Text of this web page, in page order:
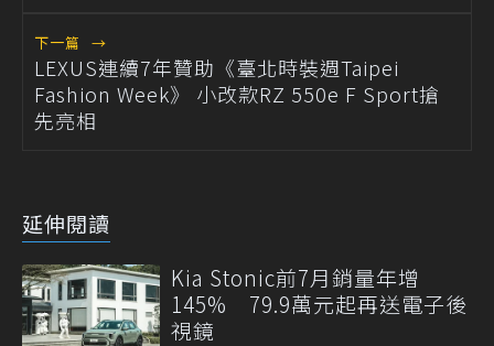
下一篇 →
LEXUS連續7年贊助《臺北時裝週Taipei
Fashion Week》 小改款RZ 550e F Sport搶
先亮相
延伸閱讀
Kia Stonic前7月銷量年增
145% 79.9萬元起再送電子後
視鏡